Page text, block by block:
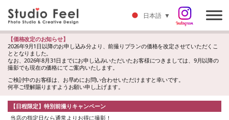
【価格改定のお知らせ】
2026年9月1日以降のお申し込み分より、前撮りプランの価格を改定させていただくこ
ととなりました。
なお、2026年8月31日までにお申し込みいただいたお客様につきましては、9月以降の
撮影でも現在の価格にてご案内いたします。
ご検討中のお客様は、お早めにお問い合わせいただけますと幸いです。
何卒ご理解賜りますようお願い申し上げます。
【日程限定】特別前撮りキャンペーン
当店の指定日なら通常よりお得に撮影！
日本語 ▼